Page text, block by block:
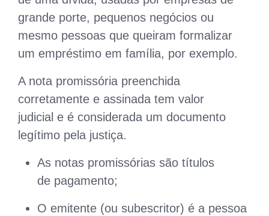
grande porte, pequenos negócios ou
mesmo pessoas que queiram formalizar
um empréstimo em família, por exemplo.
A nota promissória preenchida
corretamente e assinada tem valor
judicial e é considerada um documento
legítimo pela justiça.
As notas promissórias são títulos
de pagamento;
O emitente (ou subescritor) é a pessoa